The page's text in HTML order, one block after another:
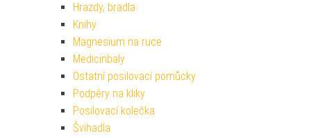
Hrazdy, bradla
Knihy
Magnesium na ruce
Medicinbaly
Ostatní posilovací pomůcky
Podpěry na kliky
Posilovací kolečka
Švihadla